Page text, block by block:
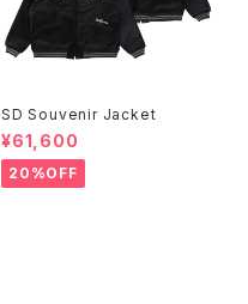
SD Souvenir Jacket
¥61,600
20%OFF